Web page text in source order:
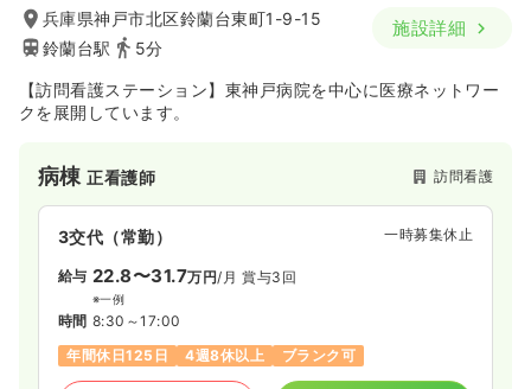
兵庫県神戸市北区鈴蘭台東町1-9-15
鈴蘭台駅
5分
施設詳細
【訪問看護ステーション】東神戸病院を中心に医療ネットワー
クを展開しています。
病棟正看護師 訪問看護
3交代（常勤） 一時募集休止
給与 22.8〜31.7万円/月 賞与3回
※一例
時間 8:30～17:00
年間休日125日
4週8休以上 ブランク可